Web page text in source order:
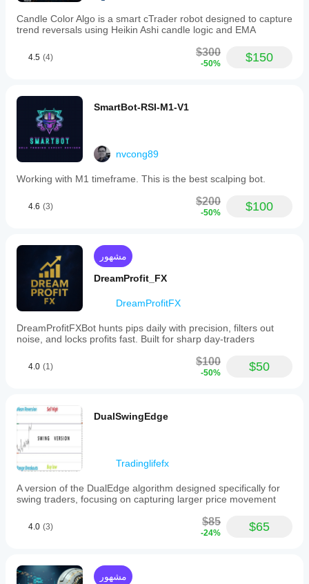
Candle Color Algo is a smart cTrader robot designed to capture
trend reversals using Heikin Ashi candle logic and EMA
4.5 (4) $300
-50% $150
SmartBot-RSI-M1-V1
nvcong89
Working with M1 timeframe. This is the best scalping bot.
4.6 (3) $200
-50% $100
مشهور
DreamProfit_FX
DreamProfitFX
DreamProfitFXBot hunts pips daily with precision, filters out
noise, and locks profits fast. Built for sharp day-traders
4.0 (1) $100
-50% $50
DualSwingEdge
Tradinglifefx
A version of the DualEdge algorithm designed specifically for
swing traders, focusing on capturing larger price movement
4.0 (3) $85
-24% $65
مشهور